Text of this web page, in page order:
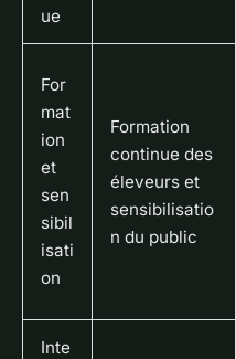
ue
For
mat
ion
et
sen
sibil
isati
on
Formation
continue des
éleveurs et
sensibilisatio
n du public
Inte